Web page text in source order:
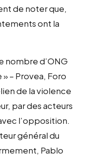
de noter que,
ont la
nombre d’ONG
– Provea, Foro
de la violence
par des acteurs
l’opposition.
général du
Pablo